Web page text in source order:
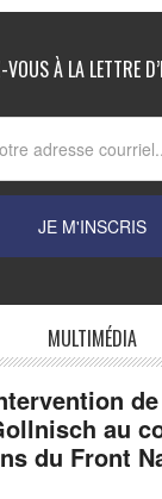
À LA LETTRE
MULTIMÉDIA
au
du Front